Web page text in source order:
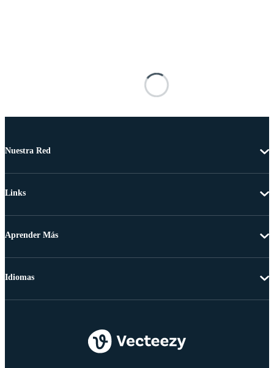
Nuestra Red
Links
Aprender Más
Idiomas